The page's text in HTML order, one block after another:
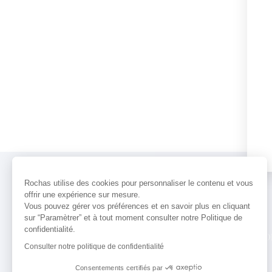
Rochas utilise des cookies pour personnaliser le contenu et vous
offrir une expérience sur mesure.
Vous pouvez gérer vos préférences et en savoir plus en cliquant
sur “Paramètrer” et à tout moment consulter notre Politique de
confidentialité.
Consulter notre politique de confidentialité
Consentements certifiés par